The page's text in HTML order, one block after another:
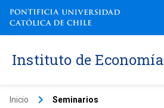
Instituto de Economía
Inicio keyboard_arrow_right Seminarios